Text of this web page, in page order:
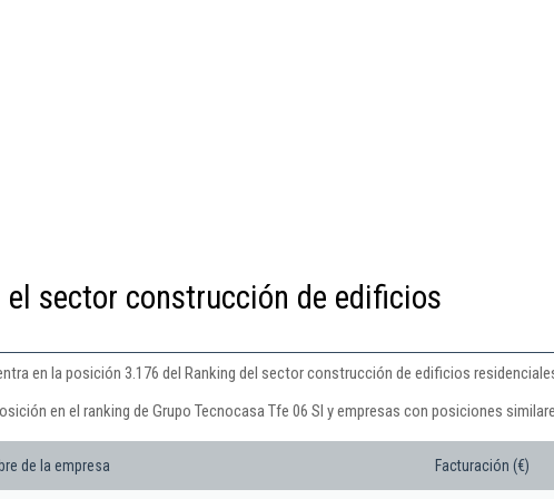
el sector construcción de edificios
en la posición 3.176 del Ranking del sector construcción de edificios
en el ranking de Grupo Tecnocasa Tfe 06 Sl y empresas con posiciones
de la empresa Facturación (€)